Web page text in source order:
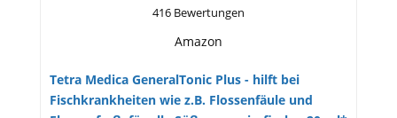
416 Bewertungen
Amazon
Tetra Medica GeneralTonic Plus - hilft bei
Fischkrankheiten wie z.B. Flossenfäule und